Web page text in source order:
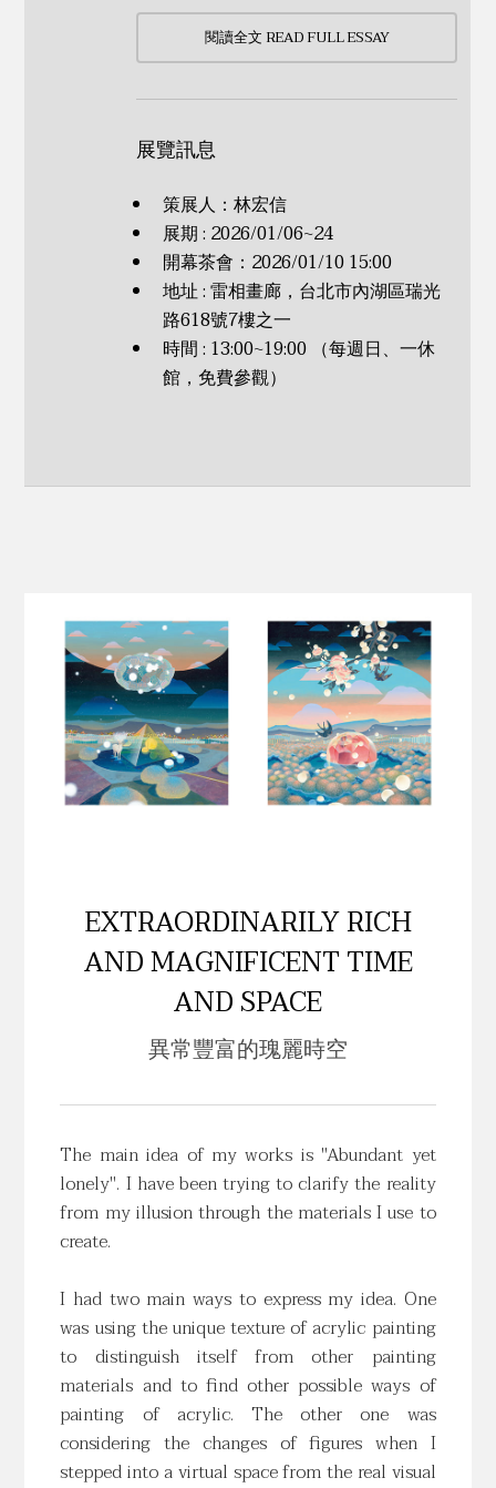
閱讀全文 READ FULL ESSAY
展覽訊息
策展人：林宏信
展期 : 2026/01/06~24
開幕茶會：2026/01/10 15:00
地址 : 雷相畫廊，台北市內湖區瑞光
路618號7樓之一
時間 : 13:00~19:00 （每週日、一休
館，免費參觀）
EXTRAORDINARILY RICH
AND MAGNIFICENT TIME
AND SPACE
異常豐富的瑰麗時空
The main idea of my works is "Abundant yet
lonely". I have been trying to clarify the reality
from my illusion through the materials I use to
create.
I had two main ways to express my idea. One
was using the unique texture of acrylic painting
to distinguish itself from other painting
materials and to find other possible ways of
painting of acrylic. The other one was
considering the changes of figures when I
stepped into a virtual space from the real visual